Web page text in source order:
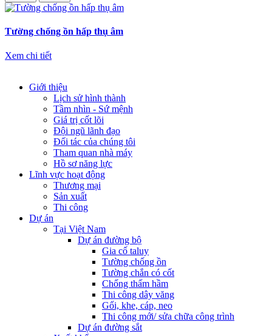
Tường chống ồn hấp thụ âm
Xem chi tiết
Giới thiệu
Lịch sử hình thành
Tầm nhìn - Sứ mệnh
Giá trị cốt lõi
Đội ngũ lãnh đạo
Đối tác của chúng tôi
Tham quan nhà máy
Hồ sơ năng lực
Lĩnh vực hoạt động
Thương mại
Sản xuất
Thi công
Dự án
Tại Việt Nam
Dự án đường bộ
Gia cố taluy
Tường chống ồn
Tường chắn có cốt
Chống thấm hầm
Thi công dây văng
Gối, khe, cáp, neo
Thi công mới/ sửa chữa công trình
Dự án đường sắt